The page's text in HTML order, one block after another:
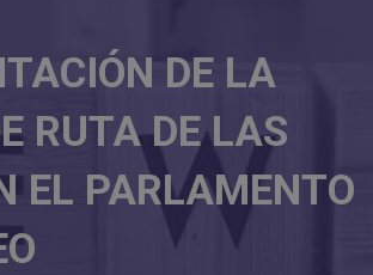
DE LA
RUTA DE LAS
EL PARLAMENTO